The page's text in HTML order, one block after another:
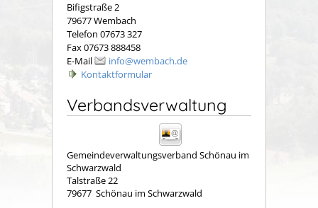
Bifigstraße 2
79677 Wembach
Telefon 07673 327
Fax 07673 888458
E-Mail
info@wembach.de
Kontaktformular
Verbandsverwaltung
Gemeindeverwaltungsverband Schönau im
Schwarzwald
Talstraße 22
79677 Schönau im Schwarzwald